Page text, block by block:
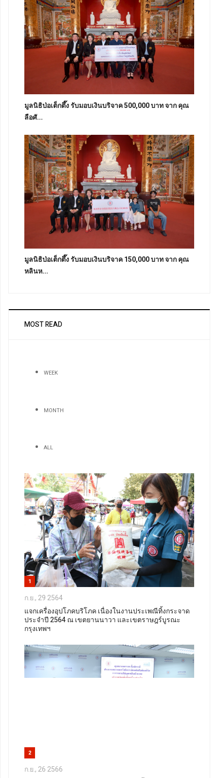
มูลนิธิป่อเต็กตึ๊ง รับมอบเงินบริจาค 500,000 บาท จาก คุณ
ลือศั...
มูลนิธิป่อเต็กตึ๊ง รับมอบเงินบริจาค 150,000 บาท จาก คุณ
หลินห...
MOST READ
WEEK
MONTH
ALL
1
ก.ย., 29 2564
แจกเครื่องอุปโภคบริโภค เนื่องในงานประเพณีทิ้งกระจาด
ประจำปี 2564 ณ เขตยานนาวา และเขตราษฎร์บูรณะ
กรุงเทพฯ
2
ก.ย., 26 2566